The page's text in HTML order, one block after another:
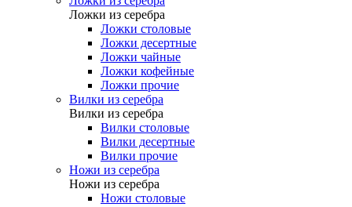
Ложки из серебра
Ложки столовые
Ложки десертные
Ложки чайные
Ложки кофейные
Ложки прочие
Вилки из серебра
Вилки из серебра
Вилки столовые
Вилки десертные
Вилки прочие
Ножи из серебра
Ножи из серебра
Ножи столовые